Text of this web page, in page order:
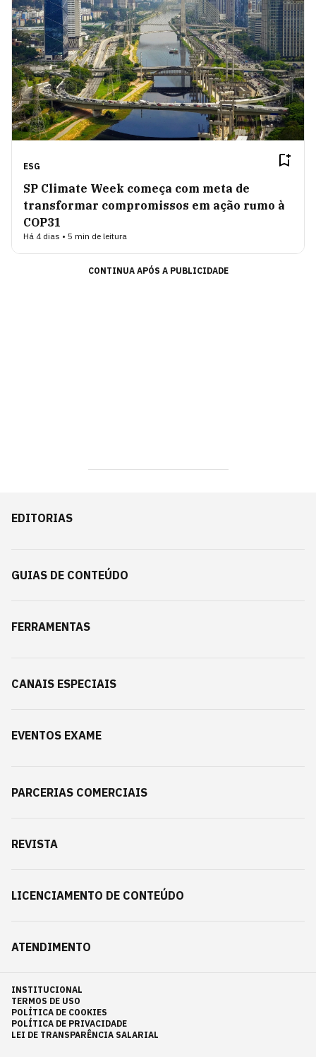
ESG
SP Climate Week começa com meta de
transformar compromissos em ação rumo à
COP31
Há 4 dias • 5 min de leitura
CONTINUA APÓS A PUBLICIDADE
EDITORIAS
GUIAS DE CONTEÚDO
FERRAMENTAS
CANAIS ESPECIAIS
EVENTOS EXAME
PARCERIAS COMERCIAIS
REVISTA
LICENCIAMENTO DE CONTEÚDO
ATENDIMENTO
INSTITUCIONAL
TERMOS DE USO
POLÍTICA DE COOKIES
POLÍTICA DE PRIVACIDADE
LEI DE TRANSPARÊNCIA SALARIAL